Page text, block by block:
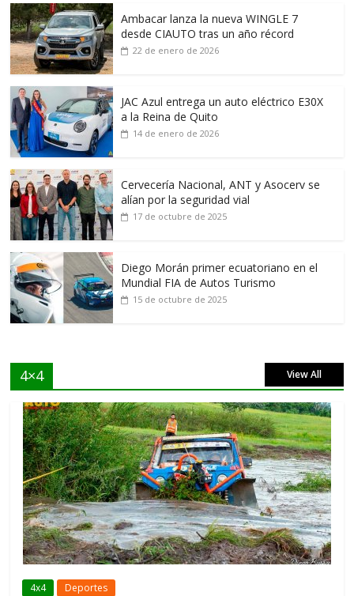
Ambacar lanza la nueva WINGLE 7
desde CIAUTO tras un año récord
22 de enero de 2026
JAC Azul entrega un auto eléctrico E30X
a la Reina de Quito
14 de enero de 2026
Cervecería Nacional, ANT y Asocerv se
alían por la seguridad vial
17 de octubre de 2025
Diego Morán primer ecuatoriano en el
Mundial FIA de Autos Turismo
15 de octubre de 2025
4×4 View All
4x4 Deportes